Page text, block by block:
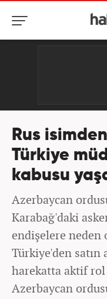
Rus
Türkiye
kabusu
Azerbaycan
Karabağ'daki
endişelere
Türkiye'den satın
harekatta aktif rol
Azerbaycan